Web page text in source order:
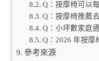
Q：按摩椅可以
Q：按摩椅推薦
Q：小坪數家庭
Q：2026 年按摩
參考來源